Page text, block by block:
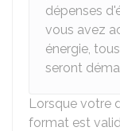
dépenses
vous avez
énergie,
seront
Lorsque votre
format est